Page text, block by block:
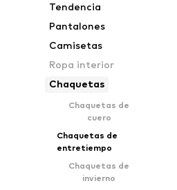
Tendencia
Pantalones
Camisetas
Ropa interior
Chaquetas
Chaquetas de
cuero
Chaquetas de
entretiempo
Chaquetas de
invierno